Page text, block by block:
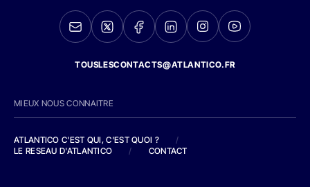
TOUSLESCONTACTS@ATLANTICO.FR
MIEUX NOUS CONNAITRE
ATLANTICO C'EST QUI, C'EST QUOI ?
/
LE RESEAU D'ATLANTICO
/ CONTACT